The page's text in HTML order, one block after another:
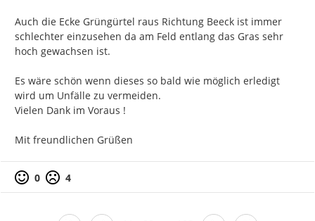
Auch die Ecke Grüngürtel raus Richtung Beeck ist immer
schlechter einzusehen da am Feld entlang das Gras sehr
hoch gewachsen ist.
Es wäre schön wenn dieses so bald wie möglich erledigt
wird um Unfälle zu vermeiden.
Vielen Dank im Voraus !
Mit freundlichen Grüßen
0 4